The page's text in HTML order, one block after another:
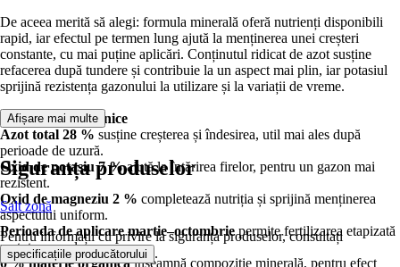
De aceea merită să alegi: formula minerală oferă nutrienți disponibili
rapid, iar efectul pe termen lung ajută la menținerea unei creșteri
constante, cu mai puține aplicări. Conținutul ridicat de azot susține
refacerea după tundere și contribuie la un aspect mai plin, iar potasiul
sprijină rezistența gazonului la utilizare și la variații de vreme.
Caracteristici tehnice
Azot total 28 % susține creșterea și îndesirea, util mai ales după
perioade de uzură.
Oxid de potasiu 7 %ajută la întărirea firelor, pentru un gazon mai
rezistent.
Oxid de magneziu 2 % completează nutriția și sprijină menținerea
aspectului uniform.
Perioada de aplicare martie–octombriepermite fertilizarea etapizată
pe tot sezonul.
0 % materie organicăînseamnă compoziție minerală, pentru efect
Afișare mai multe
Siguranța produselor
Salt zonă
Pentru informații cu privire la siguranța produselor, consultați
specificațiile producătorului .